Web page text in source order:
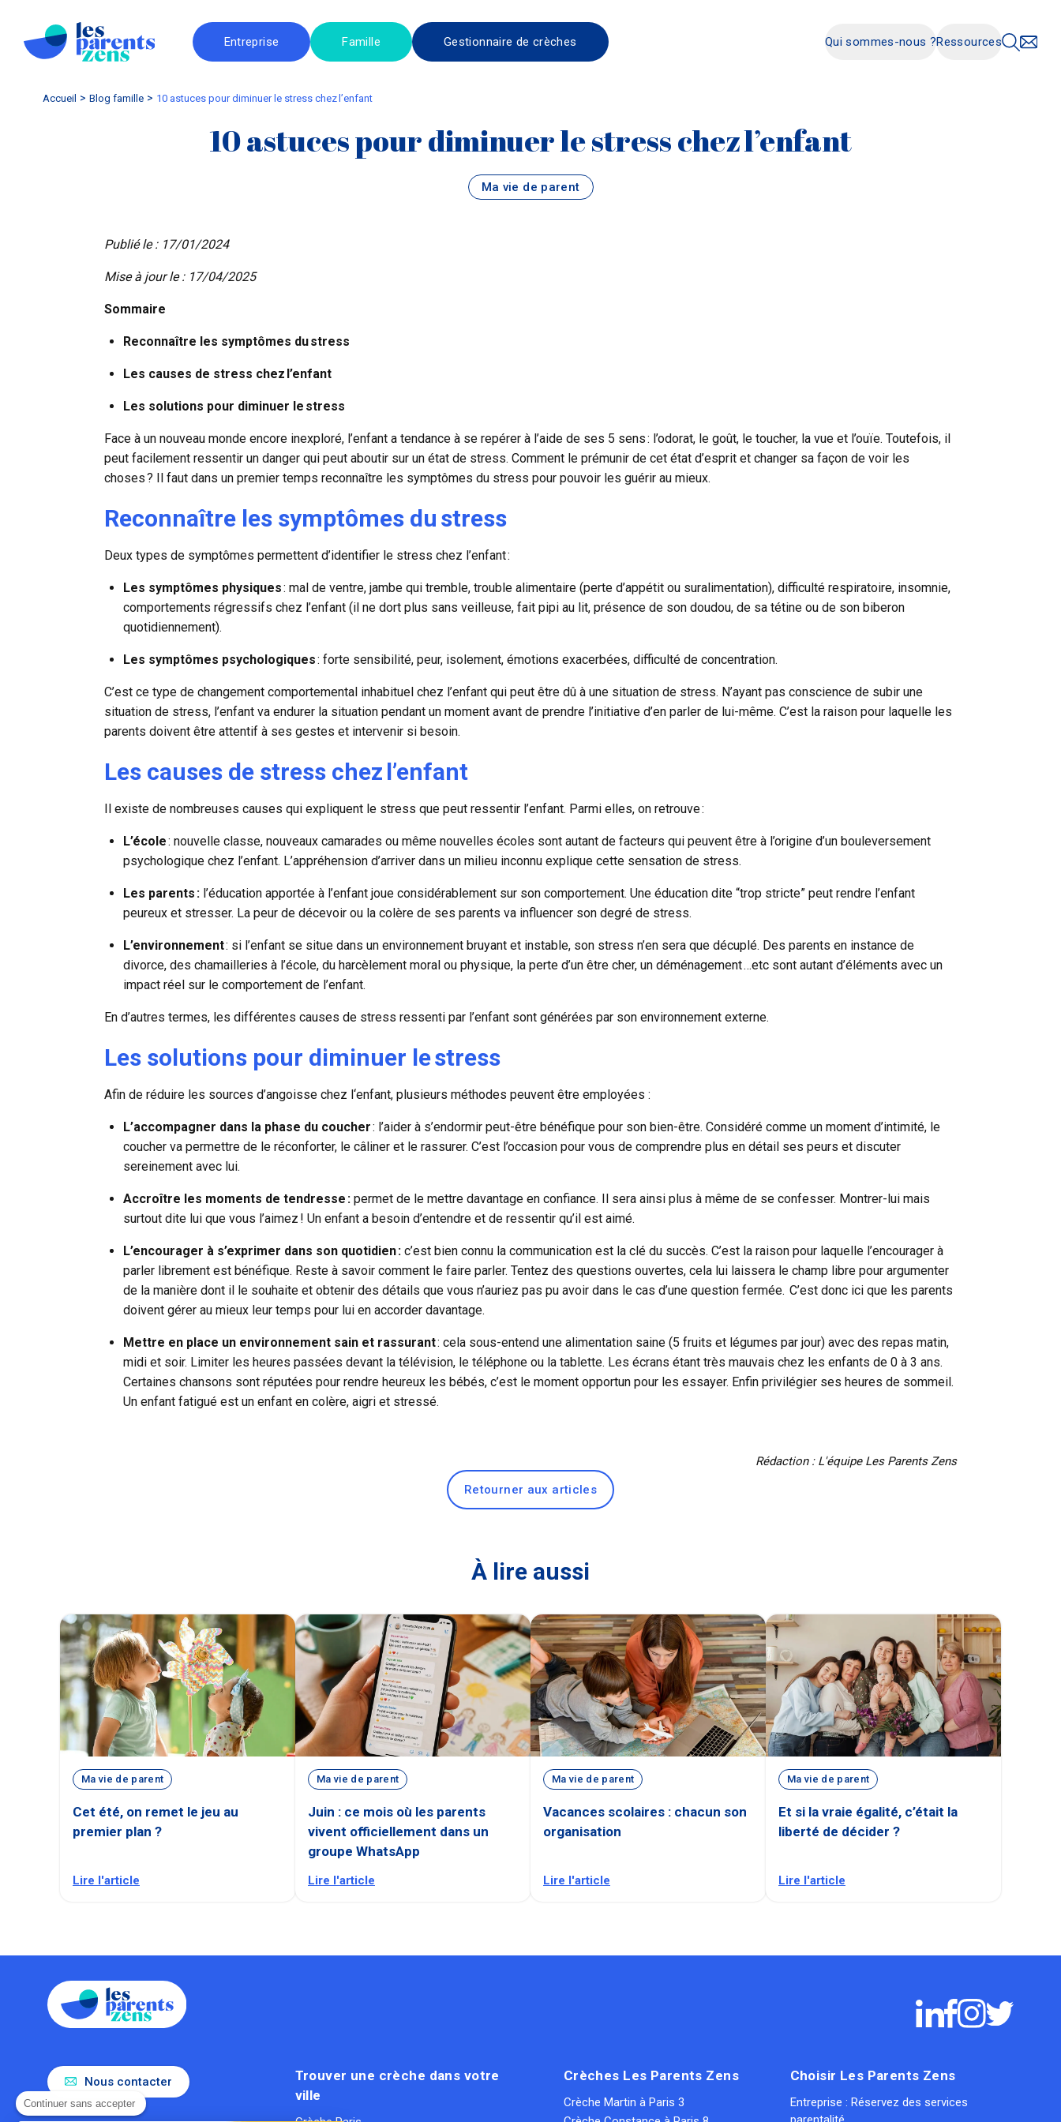
Continuer sans accepter
Entreprise Famille Gestionnaire de crèches Qui sommes-nous ?Ressources
Accueil blog famille 10 astuces pour diminuer le stress chez l’enfant
10 astuces pour diminuer le stress chez l’enfant
Ma vie de parent
Publié le : 17/01/2024
Mise à jour le : 17/04/2025
Sommaire
Reconnaître les symptômes du stress
Les causes de stress chez l’enfant
Les solutions pour diminuer le stress
Face à un nouveau monde encore inexploré, l’enfant a tendance à se repérer à l’aide de ses 5 sens: l’odorat, le goût, le toucher, la vue et l’ouïe. Toutefois, il
peut facilement ressentir un danger qui peut aboutir sur un état de stress. Comment le prémunir de cet état d’esprit et changer sa façon de voir les
choses ? Il faut dans un premier temps reconnaître les symptômes du stress pour pouvoir les guérir au mieux.
Reconnaître les symptômes du stress
Deux types de symptômes permettent d’identifier le stress chez l’enfant :
Les symptômes physiques: mal de ventre, jambe qui tremble, trouble alimentaire (perte d’appétit ou suralimentation), difficulté respiratoire, insomnie,
comportements régressifs chez l’enfant (il ne dort plus sans veilleuse, fait pipi au lit, présence de son doudou, de sa tétine ou de son biberon
quotidiennement).
Les symptômes psychologiques: forte sensibilité, peur, isolement, émotions exacerbées, difficulté de concentration.
C’est ce type de changement comportemental inhabituel chez l’enfant qui peut être dû à une situation de stress. N’ayant pas conscience de subir une
situation de stress, l’enfant va endurer la situation pendant un moment avant de prendre l’initiative d’en parler de lui-même. C’est la raison pour laquelle les
parents doivent être attentif à ses gestes et intervenir si besoin.
Les causes de stress chez l’enfant
Il existe de nombreuses causes qui expliquent le stress que peut ressentir l’enfant. Parmi elles, on retrouve :
L’école: nouvelle classe, nouveaux camarades ou même nouvelles écoles sont autant de facteurs qui peuvent être à l’origine d’un bouleversement
psychologique chez l’enfant. L’appréhension d’arriver dans un milieu inconnu explique cette sensation de stress.
Les parents : l’éducation apportée à l’enfant joue considérablement sur son comportement. Une éducation dite “trop stricte” peut rendre l’enfant
peureux et stresser. La peur de décevoir ou la colère de ses parents va influencer son degré de stress.
L’environnement: si l’enfant se situe dans un environnement bruyant et instable, son stress n’en sera que décuplé. Des parents en instance de
divorce, des chamailleries à l’école, du harcèlement moral ou physique, la perte d’un être cher, un déménagement …etc sont autant d’éléments avec un
impact réel sur le comportement de l’enfant.
En d’autres termes, les différentes causes de stress ressenti par l’enfant sont générées par son environnement externe.
Les solutions pour diminuer le stress
Afin de réduire les sources d’angoisse chez l‘enfant, plusieurs méthodes peuvent être employées :
L’accompagner dans la phase du coucher: l’aider à s’endormir peut-être bénéfique pour son bien-être. Considéré comme un moment d’intimité, le
coucher va permettre de le réconforter, le câliner et le rassurer. C’est l’occasion pour vous de comprendre plus en détail ses peurs et discuter
sereinement avec lui.
Accroître les moments de tendresse : permet de le mettre davantage en confiance. Il sera ainsi plus à même de se confesser. Montrer-lui mais
surtout dite lui que vous l’aimez ! Un enfant a besoin d’entendre et de ressentir qu’il est aimé.
L’encourager à s’exprimer dans son quotidien : c’est bien connu la communication est la clé du succès. C’est la raison pour laquelle l’encourager à
parler librement est bénéfique. Reste à savoir comment le faire parler. Tentez des questions ouvertes, cela lui laissera le champ libre pour argumenter
de la manière dont il le souhaite et obtenir des détails que vous n’auriez pas pu avoir dans le cas d’une question fermée. C’est donc ici que les parents
doivent gérer au mieux leur temps pour lui en accorder davantage.
Mettre en place un environnement sain et rassurant: cela sous-entend une alimentation saine (5 fruits et légumes par jour) avec des repas matin,
midi et soir. Limiter les heures passées devant la télévision, le téléphone ou la tablette. Les écrans étant très mauvais chez les enfants de 0 à 3 ans.
Certaines chansons sont réputées pour rendre heureux les bébés, c’est le moment opportun pour les essayer. Enfin privilégier ses heures de sommeil.
Un enfant fatigué est un enfant en colère, aigri et stressé.
Rédaction : L'équipe Les Parents Zens
Retourner aux articles
À lire aussi
Ma vie de parent
Cet été, on remet le jeu au
premier plan ?
Lire l'article
Ma vie de parent
Juin : ce mois où les parents
vivent officiellement dans un
groupe WhatsApp
Lire l'article
Ma vie de parent
Vacances scolaires : chacun son
organisation
Lire l'article
Ma vie de parent
Et si la vraie égalité, c’était la
liberté de décider ?
Lire l'article
Nous contacter
Trouver une crèche dans votre
ville
Crèches Les Parents Zens
Crèche Martin à Paris 3
Choisir Les Parents Zens
Entreprise : Réservez des services